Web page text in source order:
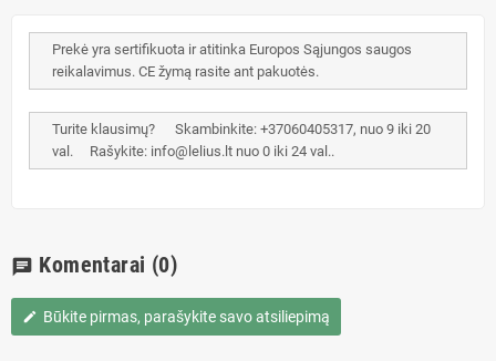
Prekė yra sertifikuota ir atitinka Europos Sąjungos saugos
reikalavimus. CE žymą rasite ant pakuotės.
Turite klausimų? Skambinkite: +37060405317, nuo 9 iki 20
val. Rašykite: info@lelius.lt nuo 0 iki 24 val..
chat Komentarai (0)
edit Būkite pirmas, parašykite savo atsiliepimą